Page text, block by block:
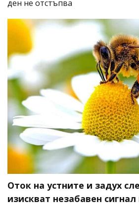
ден не отстъпва
Оток на устните и задух
изискват незабавен сигнал